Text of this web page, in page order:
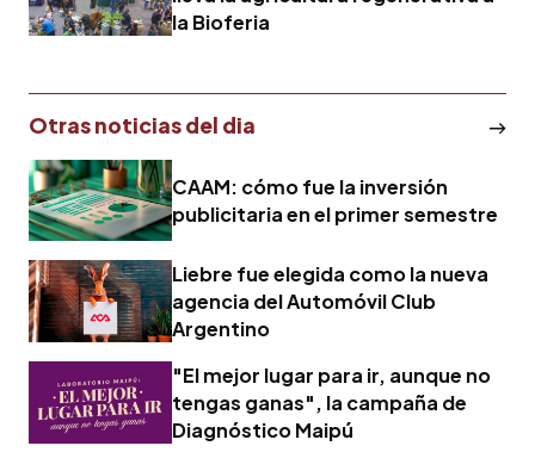
la Bioferia
Otras noticias del dia
CAAM: cómo fue la inversión
publicitaria en el primer semestre
Liebre fue elegida como la nueva
agencia del Automóvil Club
Argentino
"El mejor lugar para ir, aunque no
tengas ganas", la campaña de
Diagnóstico Maipú